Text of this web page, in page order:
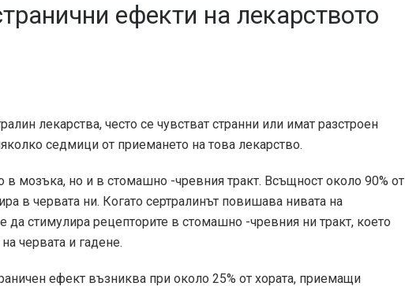
ефекти на лекарството
лекарства, често се чувстват странни или имат разстроен
седмици от приемането на това лекарство.
в мозъка, но и в стомашно -чревния тракт. Всъщност около 90% от
в червата ни. Когато сертралинът повишава нивата на
да стимулира рецепторите в стомашно -чревния ни тракт, което
червата и гадене.
ефект възниква при около 25% от хората, приемащи